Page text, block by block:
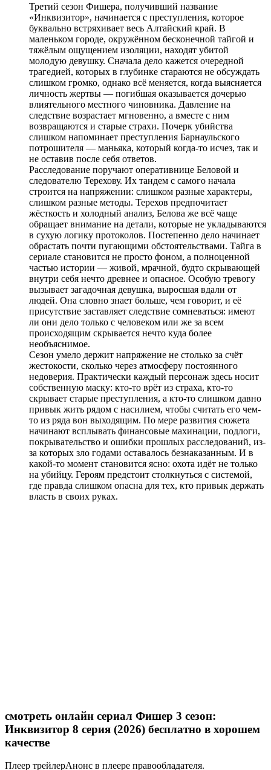
Третий сезон Фишера, получивший название
«Инквизитор», начинается с преступления, которое
буквально встряхивает весь Алтайский край. В
маленьком городе, окружённом бесконечной тайгой и
тяжёлым ощущением изоляции, находят убитой
молодую девушку. Сначала дело кажется очередной
трагедией, которых в глубинке стараются не обсуждать
слишком громко, однако всё меняется, когда выясняется
личность жертвы — погибшая оказывается дочерью
влиятельного местного чиновника. Давление на
следствие возрастает мгновенно, а вместе с ним
возвращаются и старые страхи. Почерк убийства
слишком напоминает преступления Барнаульского
потрошителя — маньяка, который когда-то исчез, так и
не оставив после себя ответов.
Расследование поручают оперативнице Беловой и
следователю Терехову. Их тандем с самого начала
строится на напряжении: слишком разные характеры,
слишком разные методы. Терехов предпочитает
жёсткость и холодный анализ, Белова же всё чаще
обращает внимание на детали, которые не укладываются
в сухую логику протоколов. Постепенно дело начинает
обрастать почти пугающими обстоятельствами. Тайга в
сериале становится не просто фоном, а полноценной
частью истории — живой, мрачной, будто скрывающей
внутри себя нечто древнее и опасное. Особую тревогу
вызывает загадочная девушка, выросшая вдали от
людей. Она словно знает больше, чем говорит, и её
присутствие заставляет следствие сомневаться: имеют
ли они дело только с человеком или же за всем
происходящим скрывается нечто куда более
необъяснимое.
Сезон умело держит напряжение не столько за счёт
жестокости, сколько через атмосферу постоянного
недоверия. Практически каждый персонаж здесь носит
собственную маску: кто-то врёт из страха, кто-то
скрывает старые преступления, а кто-то слишком давно
привык жить рядом с насилием, чтобы считать его чем-
то из ряда вон выходящим. По мере развития сюжета
начинают всплывать финансовые махинации, подлоги,
покрывательство и ошибки прошлых расследований, из-
за которых зло годами оставалось безнаказанным. И в
какой-то момент становится ясно: охота идёт не только
на убийцу. Героям предстоит столкнуться с системой,
где правда слишком опасна для тех, кто привык держать
власть в своих руках.
смотреть онлайн сериал Фишер 3 сезон:
Инквизитор 8 серия (2026) бесплатно в хорошем
качестве
Плеер трейлерАнонс в плеере правообладателя.